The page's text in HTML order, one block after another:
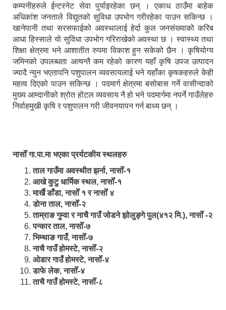
कम्पनीहरुले ईन्टरनेट सेवा पुर्याइरहेका छन् । एकाध ठाउँमा बाहेक
अधिकांश जनताले विद्युतको सुविधा उपभोग गरीरहेका पाउन सकिन्छ ।
खानेपानी तथा सरसफाईको अवस्थालाई हेर्दा कुल जनसंख्याको करिब
आधा हिस्साले यो सुविधा उपभोग गरिराखेको अवस्था छ । स्वास्थ्य तथा
शिक्षा क्षेत्रमा भने आशातीत रुपमा विकाश हुन सकेको छैन । कृषियोग्य
जमिनको उपलब्धता अत्यन्तै कम रहेको कारण यहाँ कृषि उपज उत्पादन
ज्यादै न्युन भएतापनि पशुपालन व्यवसायलाई भने यहाँका कृषकहरुले केही
महत्व दिएको पाउन सकिन्छ । पदमार्ग क्षेत्रमा बसोबास गर्ने वासीन्दाको
मुख्य आम्दानीको श्रोत होटल व्यवसाय नै हो भने पदमार्गमा नपर्ने गाउँलेहरु
निर्वाहमुखी कृषि र पशुपालन गरी जीवनयापन गर्न बाध्य छन् ।
नासोँ गा.पा.मा भएका प्रर्यटकीय स्थलहरु
ताल गाउँमा अवस्थीत झर्ना, नासोँ-१
आखे कुटु धार्मिक स्थल, नासोँ-१
मार्खै डाँडा, नासोँ १ र नासोँ ४
डाेना ताल, नासोँ-२
ताम्राङ गुम्वा र नाचै गाउँ जोडने झोलुङ्गे पुल(४१२ मि.), नासोँ -२
पन्कार ताल, नासोँ-७
भिम्थाङ गाउँ, नासोँ-७
नाचै गाउँ होमस्टे, नासोँ-२
ओ‍‍‌डार गाउँ होमस्टे, नासोँ-४
डाफे लेक, नासोँ-४
ताचै गाउँ होमस्टे, नासोँ-८